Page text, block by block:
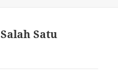
Satu